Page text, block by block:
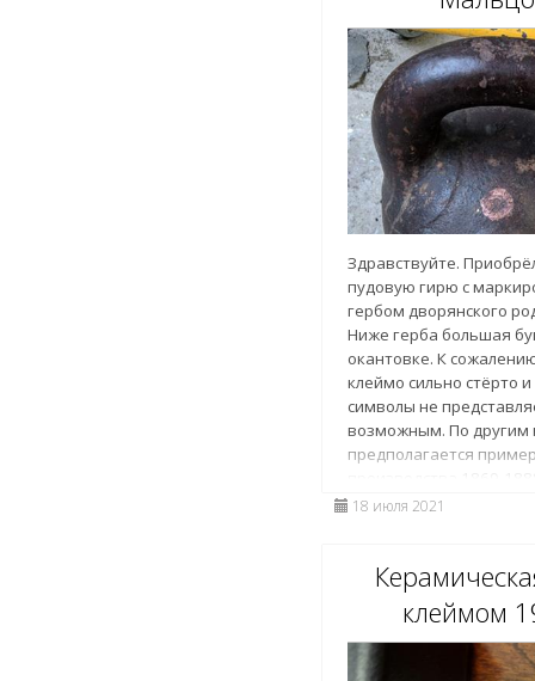
Здравствуйте.
пудовую гирю с
гербом дворянского
Ниже герба большая
окантовке. К
клеймо сильно стёрто
символы не
возможным. По другим
предполагается
1888 года
информации из
(картинку прилагаю),
ЛЗМ. Буду
прибавите или
имеющейся у меня
18 июля 2021
клеймом